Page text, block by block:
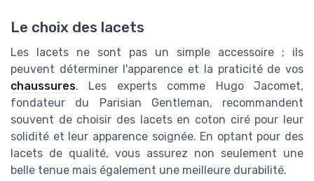
Le choix des lacets
Les lacets ne sont pas un simple accessoire ; ils
peuvent déterminer l'apparence et la praticité de vos
chaussures. Les experts comme Hugo Jacomet,
fondateur du Parisian Gentleman, recommandent
souvent de choisir des lacets en coton ciré pour leur
solidité et leur apparence soignée. En optant pour des
lacets de qualité, vous assurez non seulement une
belle tenue mais également une meilleure durabilité.